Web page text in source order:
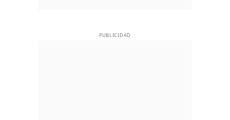
PUBLICIDAD